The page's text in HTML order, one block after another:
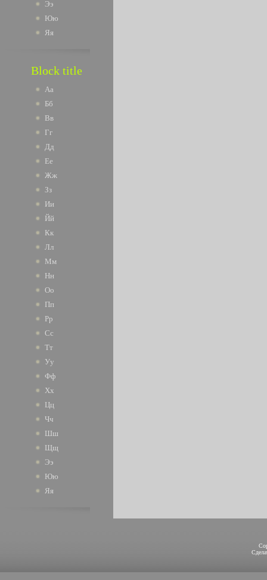
Ээ
Юю
Яя
Block title
Аа
Бб
Вв
Гг
Дд
Ее
Жж
Зз
Ии
Йй
Кк
Лл
Мм
Нн
Оо
Пп
Рр
Сс
Тт
Уу
Фф
Хх
Цц
Чч
Шш
Щщ
Ээ
Юю
Яя